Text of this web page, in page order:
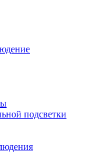
подсветки